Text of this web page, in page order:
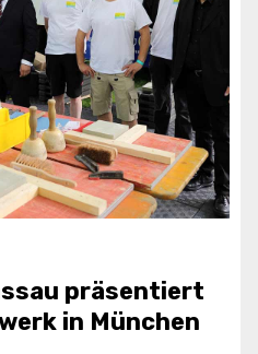
präsentiert
in München